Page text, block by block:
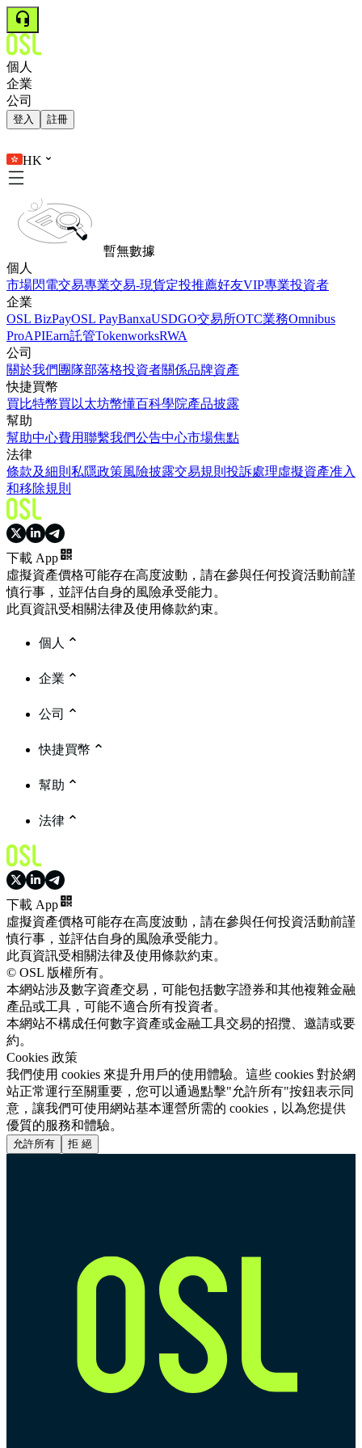
個人
企業
公司
登入 註冊
HK
暫無數據
個人
市場閃電交易專業交易-現貨定投推薦好友VIP專業投資者
企業
OSL BizPayOSL PayBanxaUSDGO交易所OTC業務Omnibus
ProAPIEarn託管TokenworksRWA
公司
關於我們 團隊部落格投資者關係品牌資產
快捷買幣
買比特幣買以太坊幣懂百科學院產品披露
幫助
幫助中心費用聯繫我們公告中心市場焦點
法律
條款及細則 私隱政策風險披露交易規則 投訴處理虛擬資產准入
和移除規則
下載 App
虛擬資產價格可能存在高度波動，請在參與任何投資活動前謹
慎行事，並評估自身的風險承受能力。
此頁資訊受相關法律及使用條款約束。
個人
企業
公司
快捷買幣
幫助
法律
下載 App
虛擬資產價格可能存在高度波動，請在參與任何投資活動前謹
慎行事，並評估自身的風險承受能力。
此頁資訊受相關法律及使用條款約束。
© OSL 版權所有。
本網站涉及數字資產交易，可能包括數字證券和其他複雜金融
產品或工具，可能不適合所有投資者。
本網站不構成任何數字資產或金融工具交易的招攬、邀請或要
約。
Cookies 政策
我們使用 cookies 來提升用戶的使用體驗。這些 cookies 對於網
站正常運行至關重要，您可以通過點擊"允許所有"按鈕表示同
意，讓我們可使用網站基本運營所需的 cookies，以為您提供
優質的服務和體驗。
允許所有 拒 絕